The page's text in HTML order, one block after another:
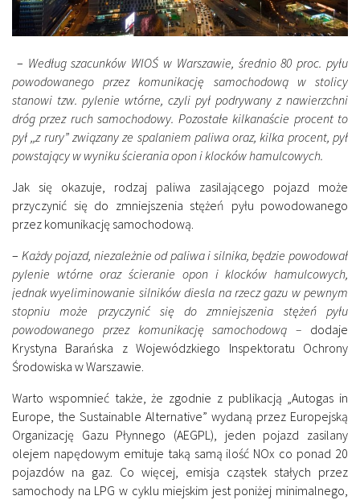
– Według szacunków WIOŚ w Warszawie, średnio 80 proc. pyłu
powodowanego przez komunikację samochodową w stolicy
stanowi tzw. pylenie wtórne, czyli pył podrywany z nawierzchni
dróg przez ruch samochodowy. Pozostałe kilkanaście procent to
pył ,,z rury” związany ze spalaniem paliwa oraz, kilka procent, pył
powstający w wyniku ścierania opon i klocków hamulcowych.
Jak się okazuje, rodzaj paliwa zasilającego pojazd może
przyczynić się do zmniejszenia stężeń pyłu powodowanego
przez komunikację samochodową.
– Każdy pojazd, niezależnie od paliwa i silnika, będzie powodował
pylenie wtórne oraz ścieranie opon i klocków hamulcowych,
jednak wyeliminowanie silników diesla na rzecz gazu w pewnym
stopniu może przyczynić się do zmniejszenia stężeń pyłu
powodowanego przez komunikację samochodową – dodaje
Krystyna Barańska z Wojewódzkiego Inspektoratu Ochrony
Środowiska w Warszawie.
Warto wspomnieć także, że zgodnie z publikacją „Autogas in
Europe, the Sustainable Alternative” wydaną przez Europejską
Organizację Gazu Płynnego (AEGPL), jeden pojazd zasilany
olejem napędowym emituje taką samą ilość NOx co ponad 20
pojazdów na gaz. Co więcej, emisja cząstek stałych przez
samochody na LPG w cyklu miejskim jest poniżej minimalnego,